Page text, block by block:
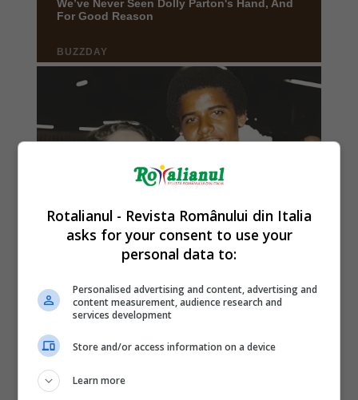
Rotalianul - Revista Românului din Italia
asks for your consent to use your
personal data to:
Personalised advertising and content, advertising and
content measurement, audience research and
services development
Store and/or access information on a device
Learn more